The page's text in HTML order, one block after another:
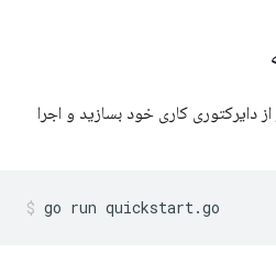
از دایرکتوری کاری خود بسازید و اجرا
go run quickstart.go